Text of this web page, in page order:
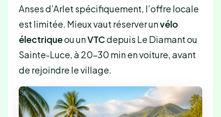
Anses d’Arlet spécifiquement, l’offre locale
est limitée. Mieux vaut réserver unvélo
électriqueou unVTCdepuis Le Diamant ou
Sainte-Luce, à 20-30 min en voiture, avant
de rejoindre le village.